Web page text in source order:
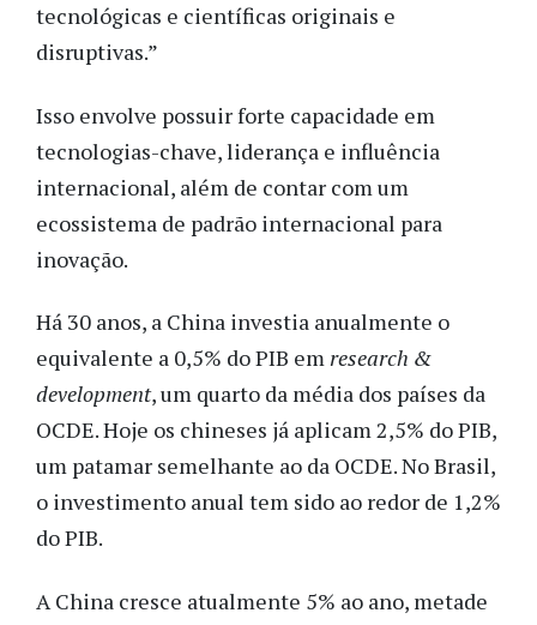
tecnológicas e científicas originais e
disruptivas.”
Isso envolve possuir forte capacidade em
tecnologias-chave, liderança e influência
internacional, além de contar com um
ecossistema de padrão internacional para
inovação.
Há 30 anos, a China investia anualmente o
equivalente a 0,5% do PIB emresearch &
development, um quarto da média dos países da
OCDE. Hoje os chineses já aplicam 2,5% do PIB,
um patamar semelhante ao da OCDE. No Brasil,
o investimento anual tem sido ao redor de 1,2%
do PIB.
A China cresce atualmente 5% ao ano, metade